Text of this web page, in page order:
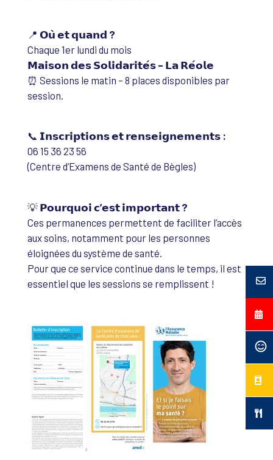
📍 𝗢𝘂̀ 𝗲𝘁 𝗾𝘂𝗮𝗻𝗱 ?
Chaque 1er lundi du mois
𝗠𝗮𝗶𝘀𝗼𝗻 𝗱𝗲𝘀 𝗦𝗼𝗹𝗶𝗱𝗮𝗿𝗶𝘁𝗲́𝘀 – 𝗟𝗮 𝗥𝗲́𝗼𝗹𝗲
⏰ Sessions le matin – 8 places disponibles par
session.
📞 𝗜𝗻𝘀𝗰𝗿𝗶𝗽𝘁𝗶𝗼𝗻𝘀 𝗲𝘁 𝗿𝗲𝗻𝘀𝗲𝗶𝗴𝗻𝗲𝗺𝗲𝗻𝘁𝘀 :
06 15 36 23 56
(Centre d’Examens de Santé de Bègles)
💡 𝗣𝗼𝘂𝗿𝗾𝘂𝗼𝗶 𝗰’𝗲𝘀𝘁 𝗶𝗺𝗽𝗼𝗿𝘁𝗮𝗻𝘁 ?
Ces permanences permettent de faciliter l’accès
aux soins, notamment pour les personnes
éloignées du système de santé.
Pour que ce service continue dans le temps, il est
essentiel que les sessions se remplissent !